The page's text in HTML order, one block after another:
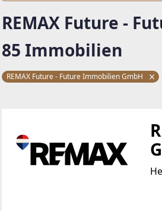
REMAX Future -
85 Immobilien
REMAX Future - Future Immobilien GmbH